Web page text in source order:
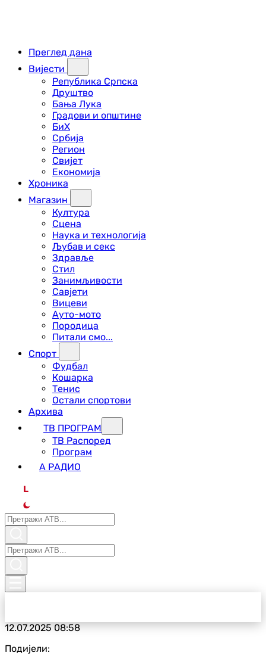
Преглед дана
Вијести
Република Српска
Друштво
Бања Лука
Градови и општине
БиХ
Србија
Регион
Свијет
Економија
Хроника
Магазин
Култура
Сцена
Наука и технологија
Љубав и секс
Здравље
Стил
Занимљивости
Савјети
Вицеви
Ауто-мото
Породица
Питали смо...
Спорт
Фудбал
Кошарка
Тенис
Остали спортови
Архива
ТВ ПРОГРАМ
ТВ Распоред
Програм
А РАДИО
L
12.07.202508:58
Подијели: